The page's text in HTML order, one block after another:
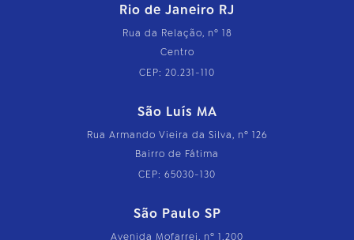
Rio de Janeiro RJ
Rua da Relação, nº 18
Centro
CEP: 20.231-110
São Luís MA
Rua Armando Vieira da Silva, nº 126
Bairro de Fátima
CEP: 65030-130
São Paulo SP
Avenida Mofarrej, nº 1.200